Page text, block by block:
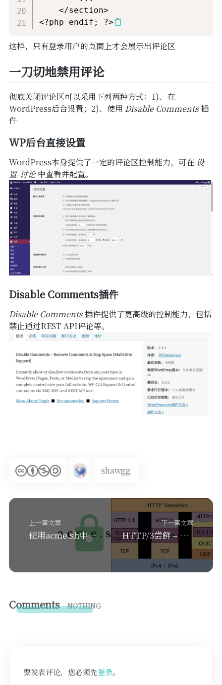
    </section>
<?php endif; ?>
这样，只有登录用户的页面上才会展示出评论区
一刀切地禁用评论
彻底关闭评论区可以采用下列两种方式：1)、在
WordPress后台设置；2)、使用 Disable Comments插
件
WP后台直接设置
WordPress本身提供了一定的评论区控制能力，可在 设
置-讨论中查看并配置。
Disable Comments插件
Disable Comments插件提供了更高级的控制能力，包括
禁止通过REST API评论等。
shawgg
上一篇文章
使用acme.sh申请泛域名证书
下一篇文章
HTTP/3尝鲜 – 编译安装Nginx1.25
Comments NOTHING
要发表评论，您必须先登录。